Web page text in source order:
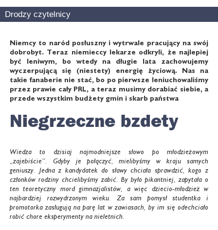
Drodzy czytelnicy
Niemcy to naród posłuszny i wytrwale pracujący na swój
dobrobyt. Teraz niemieccy lekarze odkryli, że najlepiej
być leniwym, bo wtedy na długie lata zachowujemy
wyczerpującą się (niestety) energię życiową. Nas na
takie fanaberie nie stać, bo po pierwsze leniuchowaliśmy
przez prawie cały PRL, a teraz musimy dorabiać siebie, a
przede wszystkim budżety gmin i skarb państwa
Niegrzeczne bzdety
Wiedza to dzisiaj najmodniejsze słowo po młodzieżowym
„zajebiście”. Gdyby je połączyć, mielibyśmy w kraju samych
geniuszy. Jedna z kandydatek do sławy chciała sprawdzić, kogo z
członków rodziny chcielibyśmy zabić. By było pikantniej, zapytała o
ten teoretyczny mord gimnazjalistów, a więc dziecio-młodzież w
najbardziej rozwydrzonym wieku. Za sam pomysł studentka i
promotorka zasługują na parę lat w zawiasach, by im się odechciało
robić chore eksperymenty na nieletnich.